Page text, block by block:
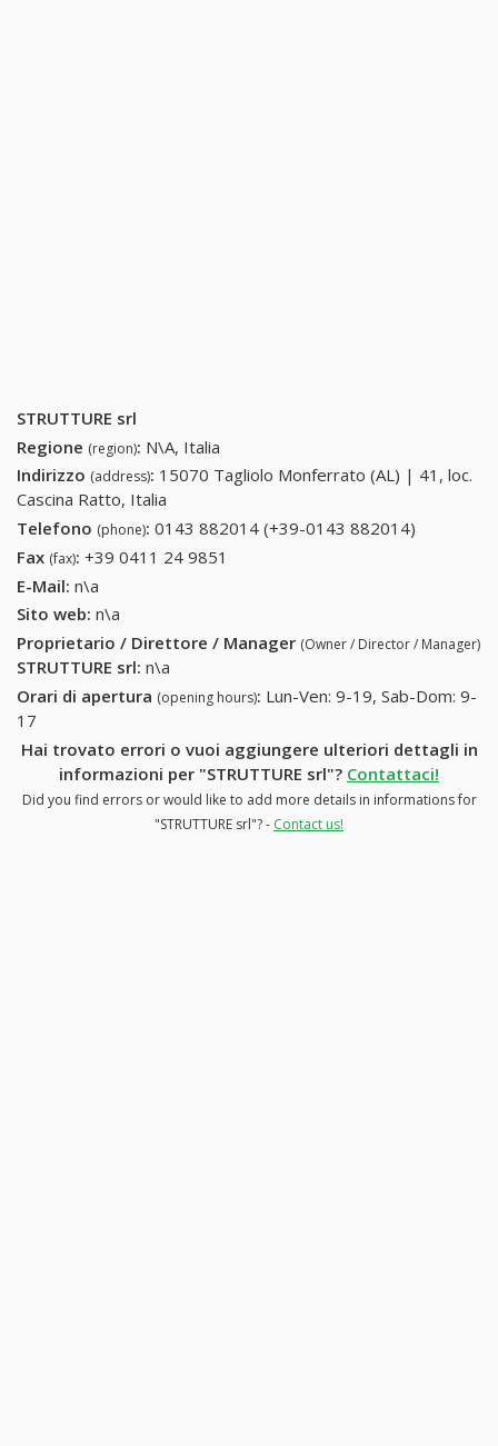
STRUTTURE srl
Regione (region): N\A, Italia
Indirizzo (address): 15070 Tagliolo Monferrato (AL) | 41, loc.
Cascina Ratto, Italia
Telefono (phone): 0143 882014 (+39-0143 882014)
Fax (fax): +39 0411 24 9851
E-Mail: n\a
Sito web: n\a
Proprietario / Direttore / Manager (Owner / Director / Manager)
STRUTTURE srl: n\a
Orari di apertura (opening hours): Lun-Ven: 9-19, Sab-Dom: 9-
17
Hai trovato errori o vuoi aggiungere ulteriori dettagli in
informazioni per "STRUTTURE srl"? Contattaci!
Did you find errors or would like to add more details in informations for
"STRUTTURE srl"? - Contact us!